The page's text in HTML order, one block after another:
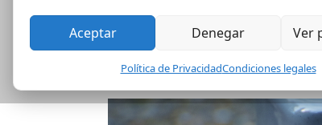
Aceptar Denegar Ver
Política de PrivacidadCondiciones legales
Los principales términos
Claves para una buena